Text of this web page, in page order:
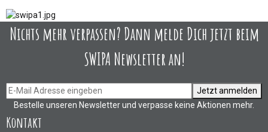
Nichts mehr verpassen? Dann melde Dich jetzt beim
SWIPA Newsletter an!
Jetzt anmelden
Bestelle unseren Newsletter und verpasse keine Aktionen mehr.
Kontakt